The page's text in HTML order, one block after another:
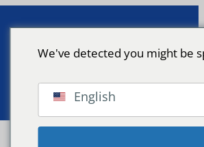
We've detected you might be
English